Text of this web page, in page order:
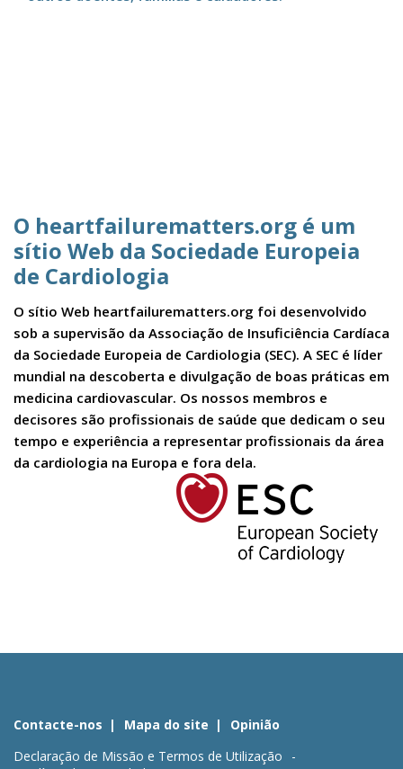
O heartfailurematters.org é um
sítio Web da Sociedade Europeia
de Cardiologia
O sítio Web heartfailurematters.org foi desenvolvido
sob a supervisão da Associação de Insuficiência Cardíaca
da Sociedade Europeia de Cardiologia (SEC). A SEC é líder
mundial na descoberta e divulgação de boas práticas em
medicina cardiovascular. Os nossos membros e
decisores são profissionais de saúde que dedicam o seu
tempo e experiência a representar profissionais da área
da cardiologia na Europa e fora dela.
Contacte-nos Mapa do site
Opinião
Declaração de Missão e Termos de Utilização